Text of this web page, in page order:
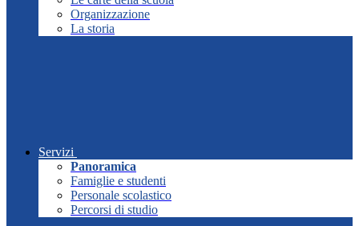
Organizzazione
La storia
Servizi
Panoramica
Famiglie e studenti
Personale scolastico
Percorsi di studio